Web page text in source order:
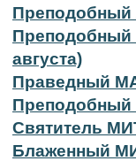
Преподобный
августа)
Праведный
Преподобный
Святитель
Блаженный